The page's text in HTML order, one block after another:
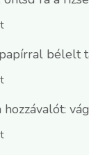
bélelt